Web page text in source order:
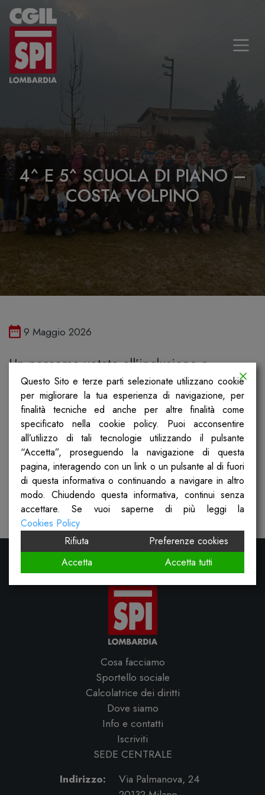
Vai al contenuto
4^ E 5^ SCUOLA DI PIANO –
COSTA VOLPINO
Pubblicato il
9 Maggio 2026
Un percorso votato all’inclusione e
all’integrazione quello scelto dalla quarta e
dalla quinta elementare dell’IC Fratelli
d’Italia di Costa Volpino. I ragazzi hanno
infatti affrontato gli aspetti sociali e gli
aspetti civili della nostra Costituzione da
un punto di vista inedito, rendendoli
multilinguistici e multilinguaggio.
Cosa facciamo
Sportello sociale
Calcolatrice dei diritti
Dove siamo
Info e contatti
Iscriviti
SEDE CENTRALE
Indirizzo:
Via Palmanova, 24
Questo Sito e terze parti selezionate utilizzano cookie
per migliorare la tua esperienza di navigazione, per
finalità tecniche ed anche per altre finalità come
specificato nella cookie policy. Puoi acconsentire
all’utilizzo di tali tecnologie utilizzando il pulsante
“Accetta”, proseguendo la navigazione di questa
pagina, interagendo con un link o un pulsante al di fuori
di questa informativa o continuando a navigare in altro
modo. Chiudendo questa informativa, continui senza
accettare. Se vuoi saperne di più leggi la
Cookies Policy
Rifiuta
Preferenze cookies
Accetta
Accetta tutti